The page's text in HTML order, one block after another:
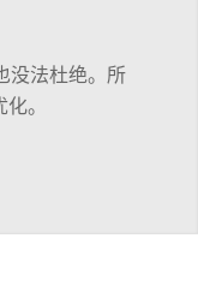
没法杜绝。所
。